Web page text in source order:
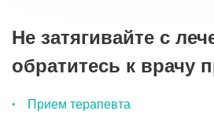
Не затягивайте с
обратитесь к врачу
Прием терапевта